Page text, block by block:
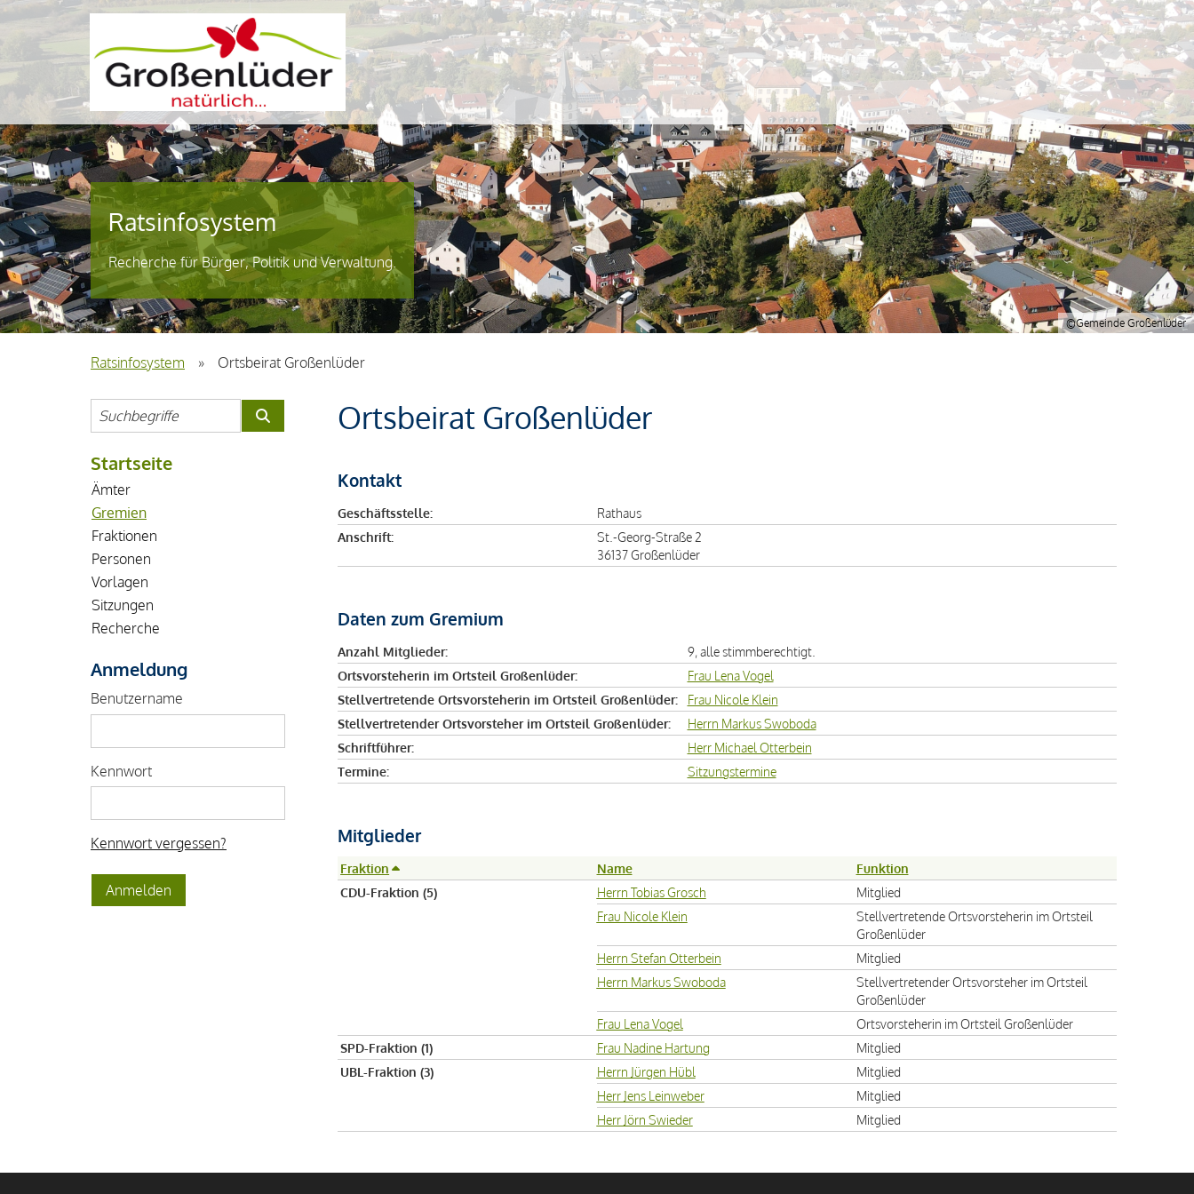
Gemeinde Großenlüder
Ratsinfosystem
Recherche für Bürger, Politik und Verwaltung.
©Gemeinde Großenlüder
Ratsinfosystem » Ortsbeirat Großenlüder
Startseite
Ämter
Gremien
Fraktionen
Personen
Vorlagen
Sitzungen
Recherche
Anmeldung
Benutzername
Kennwort
Kennwort vergessen?
Ortsbeirat Großenlüder
Kontakt
Geschäftsstelle:
Rathaus
Anschrift:
St.-Georg-Straße 2
36137 Großenlüder
Daten zum Gremium
Anzahl Mitglieder:
9, alle stimmberechtigt.
Ortsvorsteherin im Ortsteil Großenlüder:
Frau Lena Vogel
Stellvertretende Ortsvorsteherin im Ortsteil Großenlüder:
Frau Nicole Klein
Stellvertretender Ortsvorsteher im Ortsteil Großenlüder:
Herrn Markus Swoboda
Schriftführer:
Herr Michael Otterbein
Termine:
Sitzungstermine
Mitglieder
Fraktion Name
Funktion
CDU-Fraktion (5)
Herrn Tobias Grosch
Mitglied
Frau Nicole Klein
Stellvertretende Ortsvorsteherin im Ortsteil
Großenlüder
Herrn Stefan Otterbein
Mitglied
Herrn Markus Swoboda
Stellvertretender Ortsvorsteher im Ortsteil
Großenlüder
Frau Lena Vogel
Ortsvorsteherin im Ortsteil Großenlüder
SPD-Fraktion (1)
Frau Nadine Hartung
Mitglied
UBL-Fraktion (3)
Herrn Jürgen Hübl
Mitglied
Herr Jens Leinweber
Mitglied
Herr Jörn Swieder
Mitglied